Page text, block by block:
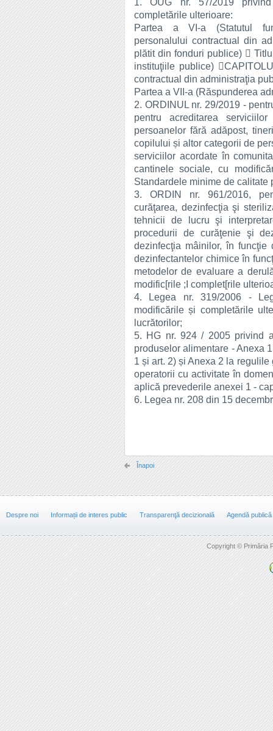
completările ulterioare:
Partea a VI-a (Statutul
personalului contractual din
plătit din fonduri publice) 
instituţiile publice)
contractual din administraţia
Partea a VII-a (Răspunderea
2. ORDINUL nr. 29/2019 -
pentru acreditarea
persoanelor fără adăpost,
copilului și altor categorii de
serviciilor acordate în
cantinele sociale, cu
Standardele minime de
3. ORDIN nr. 961/2016,
curăţarea, dezinfecţia şi
tehnicii de lucru şi
procedurii de curăţenie şi
dezinfecţia mâinilor, în
dezinfectantelor chimice în
metodelor de evaluare a
modific[rile ;I complet[rile
4. Legea nr. 319/2006 -
modificările și completările
lucrătorilor;
5. HG nr. 924 / 2005 privind
produselor alimentare - Anexa
1 și art. 2) și Anexa 2 la
operatorii cu activitate în
aplică prevederile anexei 1 -
6. Legea nr. 208 din 15
Înapoi
Despre noi Informații de interes public Transparenţă decizională Agendă publică
Copyright © Primăria